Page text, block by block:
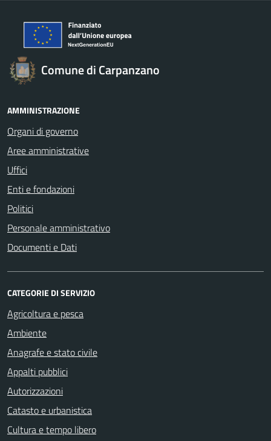
Comune di Carpanzano
AMMINISTRAZIONE
Organi di governo
Aree amministrative
Uffici
Enti e fondazioni
Politici
Personale amministrativo
Documenti e Dati
CATEGORIE DI SERVIZIO
Agricoltura e pesca
Ambiente
Anagrafe e stato civile
Appalti pubblici
Autorizzazioni
Catasto e urbanistica
Cultura e tempo libero